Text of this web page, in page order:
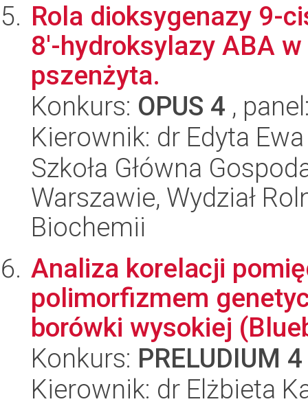
Rola dioksygenazy 9-
8'-hydroksylazy ABA
pszenżyta.
Konkurs: OPUS 4 ,
Kierownik: dr Edyta
Szkoła Główna
Warszawie, Wydział
Biochemii
Analiza korelacji
polimorfizmem
borówki wysokiej
Konkurs: PRELUDIUM 4
Kierownik: dr Elżbieta